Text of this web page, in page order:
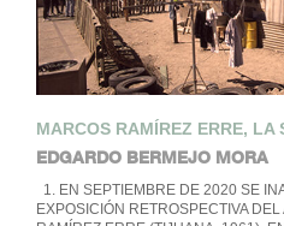
MARCOS RAMÍREZ ERRE, LA
EDGARDO BERMEJO MORA
1. EN SEPTIEMBRE DE 2020 SE
EXPOSICIÓN RETROSPECTIVA